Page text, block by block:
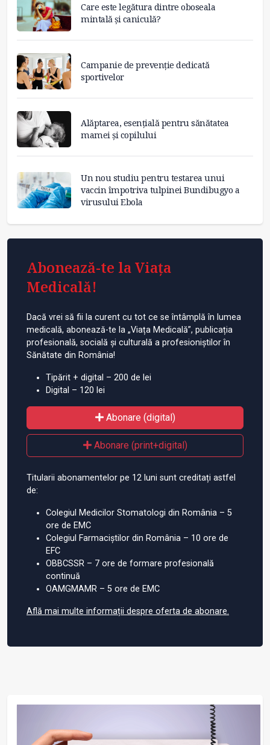
Care este legătura dintre oboseala
mintală și caniculă?
Campanie de prevenție dedicată
sportivelor
Alăptarea, esențială pentru sănătatea
mamei și copilului
Un nou studiu pentru testarea unui
vaccin împotriva tulpinei Bundibugyo a
virusului Ebola
Abonează-te la Viața
Medicală!
Dacă vrei să fii la curent cu tot ce se întâmplă în lumea
medicală, abonează-te la „Viața Medicală”, publicația
profesională, socială și culturală a profesioniștilor în
Sănătate din România!
Tipărit + digital – 200 de lei
Digital – 120 lei
Abonare (digital)
Abonare (print+digital)
Titularii abonamentelor pe 12 luni sunt creditați astfel
de:
Colegiul Medicilor Stomatologi din România – 5
ore de EMC
Colegiul Farmaciștilor din România – 10 ore de
EFC
OBBCSSR – 7 ore de formare profesională
continuă
OAMGMAMR – 5 ore de EMC
Află mai multe informații despre oferta de abonare.